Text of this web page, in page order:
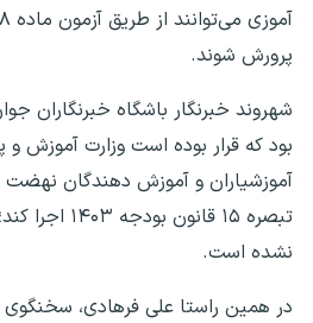
پرورش شوند.
شهروند خبرنگار باشگاه خبرنگاران
بود که قرار بوده است وزارت آموزش
آموزشیاران و آموزش دهندگان نهضت
تبصره ۱۵
نشده است.
در همین راستا علی فرهادی،